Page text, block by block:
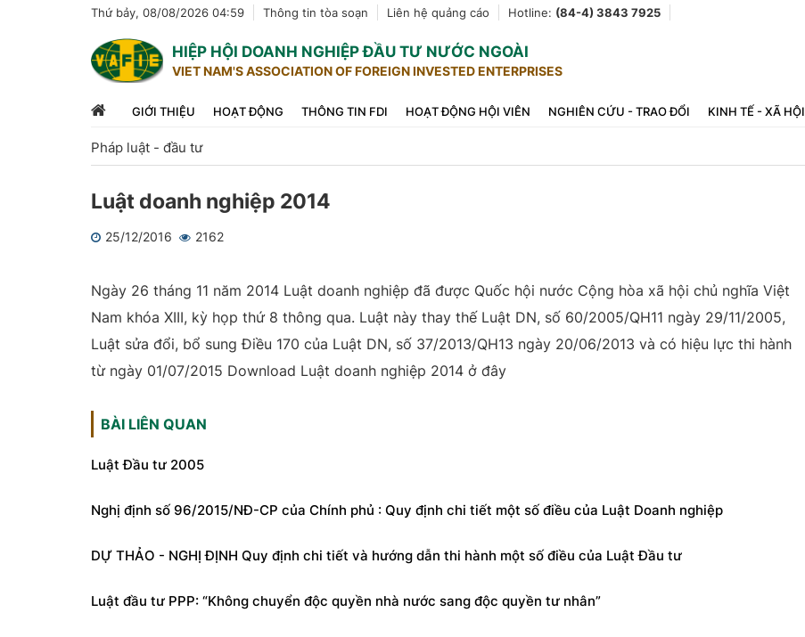
Thứ bảy, 08/08/2026 04:59 Thông tin tòa soạn Liên hệ quảng cáo Hotline: (84-4) 3843 7925
HIỆP HỘI DOANH NGHIỆP ĐẦU TƯ NƯỚC NGOÀI
VIET NAM'S ASSOCIATION OF FOREIGN INVESTED ENTERPRISES
GIỚI THIỆU HOẠT ĐỘNG THÔNG TIN FDI HOẠT ĐỘNG HỘI VIÊN NGHIÊN CỨU - TRAO ĐỔI KINH TẾ - XÃ HỘI
Pháp luật - đầu tư
Luật doanh nghiệp 2014
25/12/2016
2162
Ngày 26 tháng 11 năm 2014 Luật doanh nghiệp đã được Quốc hội nước Cộng hòa xã hội chủ nghĩa Việt
Nam khóa XIII, kỳ họp thứ 8 thông qua. Luật này thay thế Luật DN, số 60/2005/QH11 ngày 29/11/2005,
Luật sửa đổi, bổ sung Điều 170 của Luật DN, số 37/2013/QH13 ngày 20/06/2013 và có hiệu lực thi hành
từ ngày 01/07/2015 Download Luật doanh nghiệp 2014 ở đây
BÀI LIÊN QUAN
Luật Đầu tư 2005
Nghị định số 96/2015/NĐ-CP của Chính phủ : Quy định chi tiết một số điều của Luật Doanh nghiệp
DỰ THẢO - NGHỊ ĐỊNH Quy định chi tiết và hướng dẫn thi hành một số điều của Luật Đầu tư
Luật đầu tư PPP: “Không chuyển độc quyền nhà nước sang độc quyền tư nhân”